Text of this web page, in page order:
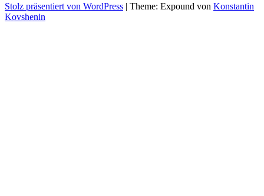
Stolz präsentiert von WordPress | Theme: Expound von Konstantin
Kovshenin